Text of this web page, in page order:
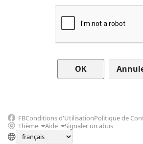
FBConditions d'UtilisationPolitique de
Thème
Aide Signaler un abus